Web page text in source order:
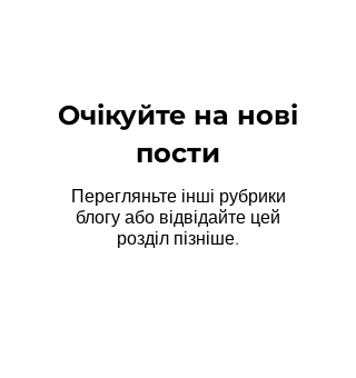
Очікуйте на нові
пости
Перегляньте інші рубрики
блогу або відвідайте цей
розділ пізніше.